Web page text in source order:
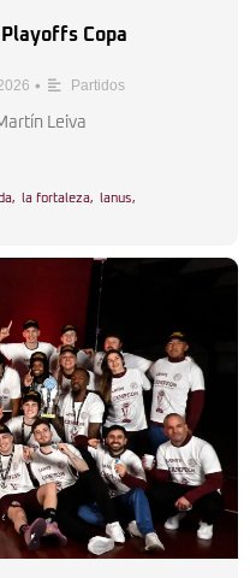
Copa
• Partidos
Leiva
, la fortaleza, lanus,